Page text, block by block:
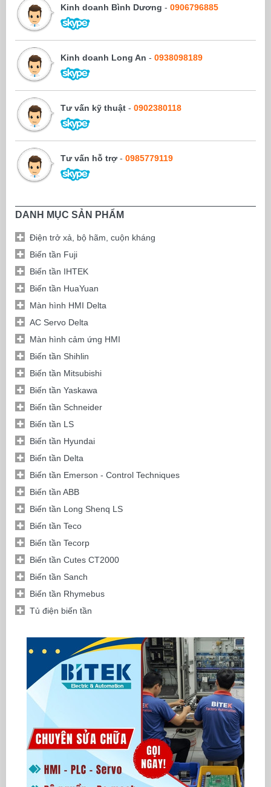
Kinh doanh Bình Dương - 0906796885
Kinh doanh Long An - 0938098189
Tư vấn kỹ thuật - 0902380118
Tư vấn hỗ trợ - 0985779119
DANH MỤC SẢN PHẨM
Điện trở xả, bộ hãm, cuộn kháng
Biến tần Fuji
Biến tần IHTEK
Biến tần HuaYuan
Màn hình HMI Delta
AC Servo Delta
Màn hình cảm ứng HMI
Biến tần Shihlin
Biến tần Mitsubishi
Biến tần Yaskawa
Biến tần Schneider
Biến tần LS
Biến tần Hyundai
Biến tần Delta
Biến tần Emerson - Control Techniques
Biến tần ABB
Biến tần Long Shenq LS
Biến tần Teco
Biến tần Tecorp
Biến tần Cutes CT2000
Biến tần Sanch
Biến tần Rhymebus
Tủ điện biến tần